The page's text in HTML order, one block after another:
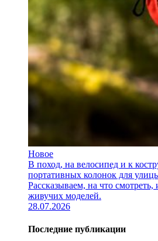
Новое
В поход, на велосипед и к
портативных колонок для
Рассказываем, на что
живучих моделей.
28.07.2026
Последние публикации